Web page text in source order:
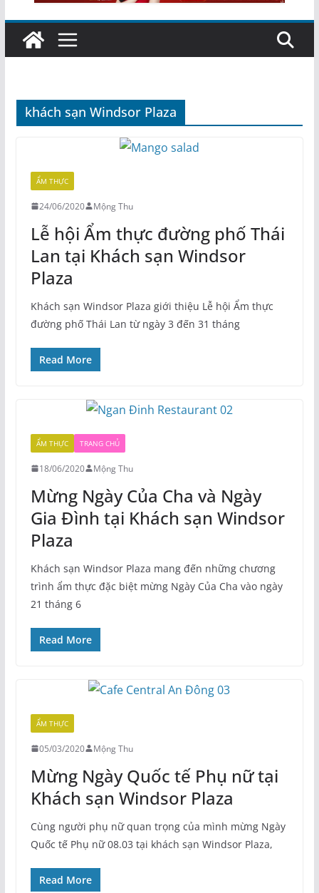
khách sạn Windsor Plaza
ẨM THỰC
24/06/2020 Mộng Thu
Lễ hội Ẩm thực đường phố Thái
Lan tại Khách sạn Windsor
Plaza
Khách sạn Windsor Plaza giới thiệu Lễ hội Ẩm thực
đường phố Thái Lan từ ngày 3 đến 31 tháng
Read More
ẨM THỰC TRANG CHỦ
18/06/2020 Mộng Thu
Mừng Ngày Của Cha và Ngày
Gia Đình tại Khách sạn Windsor
Plaza
Khách sạn Windsor Plaza mang đến những chương
trình ẩm thực đặc biệt mừng Ngày Của Cha vào ngày
21 tháng 6
Read More
ẨM THỰC
05/03/2020 Mộng Thu
Mừng Ngày Quốc tế Phụ nữ tại
Khách sạn Windsor Plaza
Cùng người phụ nữ quan trọng của mình mừng Ngày
Quốc tế Phụ nữ 08.03 tại khách sạn Windsor Plaza,
Read More